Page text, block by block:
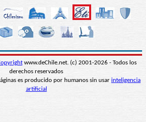
www.deChile.net. (c) 2001-2026 - Todos los
derechos reservados
es producido por humanos sin usar inteligencia
artificial